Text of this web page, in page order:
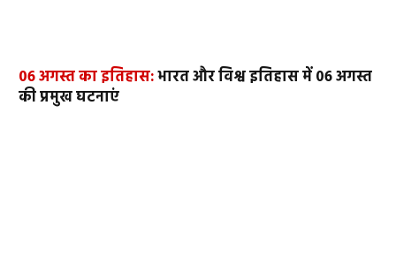
06 अगस्त का इतिहास:भारत और विश्व इतिहास में 06 अगस्त
की प्रमुख घटनाएं